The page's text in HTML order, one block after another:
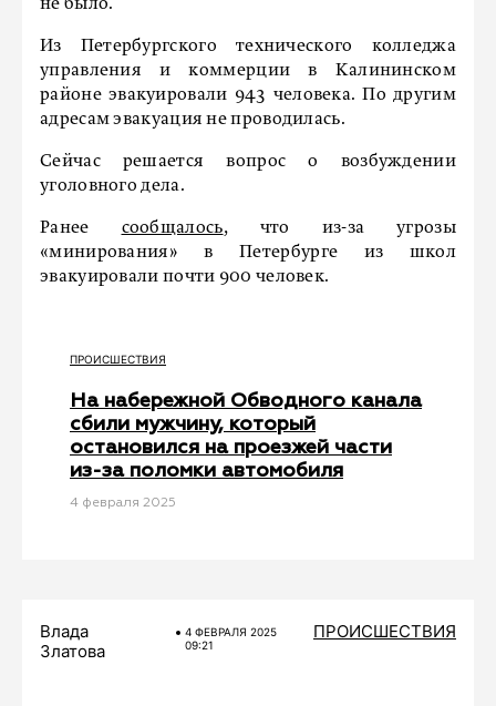
не было.
Из Петербургского технического колледжа
управления и коммерции в Калининском
районе эвакуировали 943 человека. По другим
адресам эвакуация не проводилась.
Сейчас решается вопрос о возбуждении
уголовного дела.
Ранее сообщалось, что из-за угрозы
«минирования» в Петербурге из школ
эвакуировали почти 900 человек.
ПРОИСШЕСТВИЯ
На набережной Обводного канала
сбили мужчину, который
остановился на проезжей части
из-за поломки автомобиля
4 февраля 2025
Влада
Златова
4 ФЕВРАЛЯ 2025
09:21
ПРОИСШЕСТВИЯ